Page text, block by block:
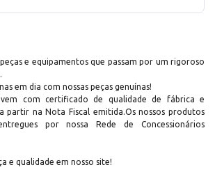
e equipamentos que passam por um rigoroso
em dia com nossas peças genuínas!
vem com certificado de qualidade de fábrica e
partir na Nota Fiscal emitida.Os nossos produtos
por nossa Rede de Concessionários
e qualidade em nosso site!